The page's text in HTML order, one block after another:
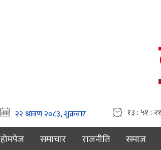
१३ : ५१ : २२
होमपेज समाचार राजनीति समाज